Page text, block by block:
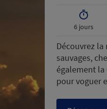
6 jours
Découvrez la
sauvages,
également
pour voguer